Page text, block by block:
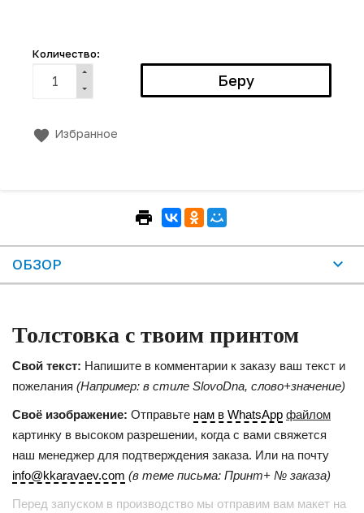
Количество:
Избранное
ОБЗОР
Толстовка с твоим принтом
Свой текст: Напишите в комментарии к заказу ваш текст и
пожелания (Например: в стиле SlovoDna, слово+значение)
Своё изображение: Отправьте нам в WhatsApp файлом
картинку в высоком разрешении, когда с вами свяжется
наш менеджер для подтверждения заказа. Или на почту
info@kkaravaev.com (в теме письма: Принт+ № заказа)
Перед запуском в производство мы отправим вам макет на